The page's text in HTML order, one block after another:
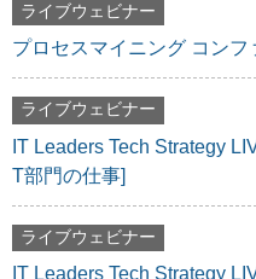
ライブウェビナー
プロセスマイニング コンフ
ライブウェビナー
IT Leaders Tech Strategy
T部門の仕事]
ライブウェビナー
IT Leaders Tech Strategy